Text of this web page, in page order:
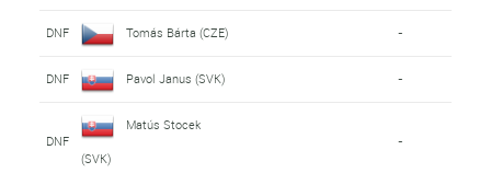
DNF Tomás Bárta (CZE) -
DNF Pavol Janus (SVK) -
DNF
Matús Stocek
(SVK)
-